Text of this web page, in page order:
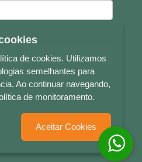
de cookies. Utilizamos
semelhantes para
Ao continuar navegando,
de monitoramento.
Aceitar Cookies